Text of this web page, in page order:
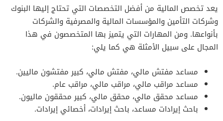
يعد تخصص المالية من أفضل التخصصات التي تحتاج إليها البنوك
وشركات التأمين والمؤسسات المالية والمصرفية والشركات
بأنواعها. ومن المهارات التي يتميز بها المتخصصون في هذا
المجال على سبيل الأمثلة هي كما يلي:
مساعد مفتش مالي، مفتش مالي، كبير مفتشون ماليين.
مساعد مراقب مالي، مراقب مالي، مراقب عام.
مساعد محقق مالي، محقق مالي، كبير محققون ماليون.
باحث إيرادات مساعد، باحث إيرادات، أخصائي إيرادات.